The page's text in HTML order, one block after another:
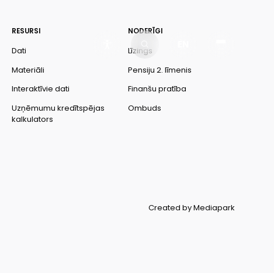
RESURSI
Dati
Materiāli
Interaktīvie dati
Uzņēmumu kredītspējas
kalkulators
NODERĪGI
Līzings
Pensiju 2. līmenis
Finanšu pratība
Ombuds
Created by Mediapark